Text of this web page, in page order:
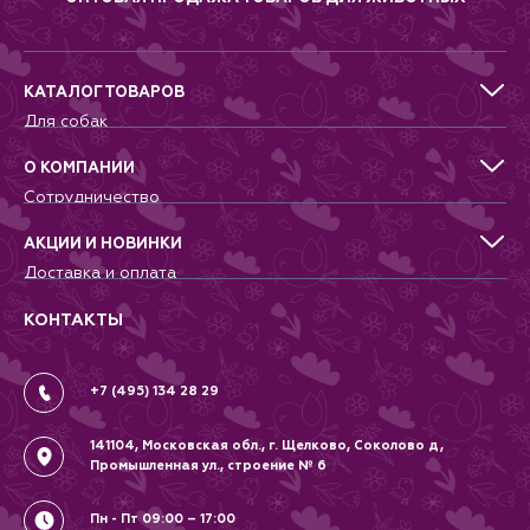
животным прятаться,
устраивать засады и создавать
укрытия.
Второй — базовый — слой
субстрата представляет собой
смесь кокосового волокна
различной фракции. Этот
материал богат полезными
органическими веществами и
отлично удерживает влагу.
КАТАЛОГ ТОВАРОВ
Для собак
Для кошек
Для грызунов
Для птиц
Аквариумистика, пруд, море
Террариумистика
О КОМПАНИИ
Сотрудничество
Питомникам
Добрые дела
Новости
Контакты
Вопрос-Ответ
АКЦИИ И НОВИНКИ
Доставка и оплата
Гарантии и возврат
Вакансии
Политика
Соглашение
КОНТАКТЫ
+7 (495) 134 28 29
141104, Московская обл., г. Щелково, Соколово д,
Промышленная ул., строение № 6
Пн - Пт 09:00 – 17:00